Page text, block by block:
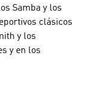
Samba y los
clásicos
y los
y en los